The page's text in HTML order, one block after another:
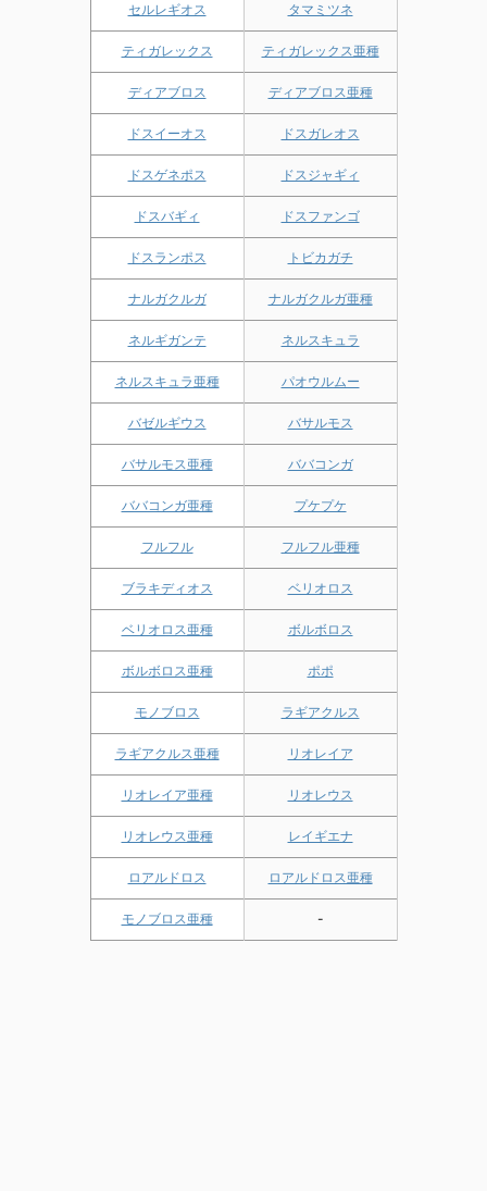
セルレギオス タマミツネ
ティガレックス ティガレックス亜種
ディアブロス ディアブロス亜種
ドスイーオス ドスガレオス
ドスゲネポス ドスジャギィ
ドスバギィ ドスファンゴ
ドスランポス トビカガチ
ナルガクルガ ナルガクルガ亜種
ネルギガンテ ネルスキュラ
ネルスキュラ亜種 パオウルムー
バゼルギウス バサルモス
バサルモス亜種 ババコンガ
ババコンガ亜種 プケプケ
フルフル フルフル亜種
ブラキディオス ベリオロス
ベリオロス亜種 ボルボロス
ボルボロス亜種 ポポ
モノブロス ラギアクルス
ラギアクルス亜種 リオレイア
リオレイア亜種 リオレウス
リオレウス亜種 レイギエナ
ロアルドロス ロアルドロス亜種
モノブロス亜種 -